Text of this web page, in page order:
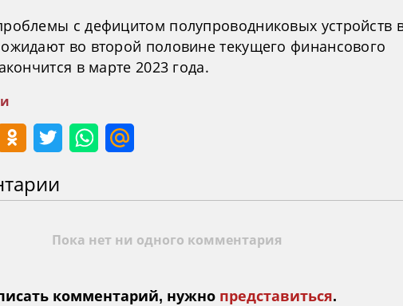
с дефицитом полупроводниковых устройств
во второй половине текущего финансового
в марте 2023 года.
Пока нет ни одного комментария
комментарий, нужно представиться.